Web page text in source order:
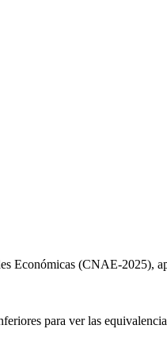
Económicas (CNAE-2025),
para ver las